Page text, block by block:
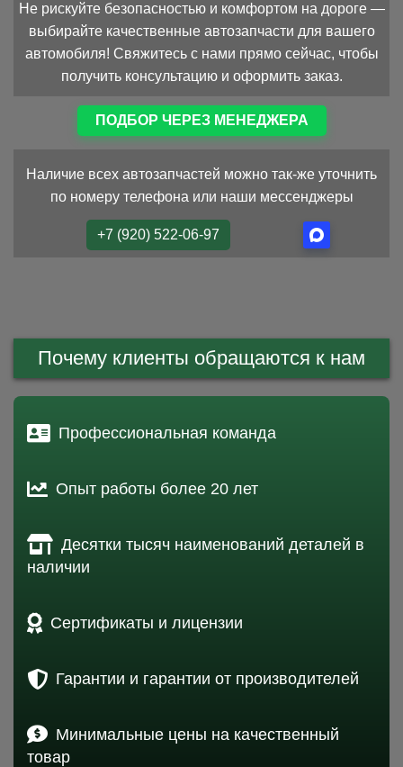
Не рискуйте безопасностью и комфортом на дороге —
выбирайте качественные автозапчасти для вашего
автомобиля! Свяжитесь с нами прямо сейчас, чтобы
получить консультацию и оформить заказ.
ПОДБОР ЧЕРЕЗ МЕНЕДЖЕРА
Наличие всех автозапчастей можно так-же уточнить
по номеру телефона или наши мессенджеры
+7 (920) 522-06-97
Почему клиенты обращаются к нам
Профессиональная команда
Опыт работы более 20 лет
Десятки тысяч наименований деталей в
наличии
Сертификаты и лицензии
Гарантии и гарантии от производителей
Минимальные цены на качественный
товар